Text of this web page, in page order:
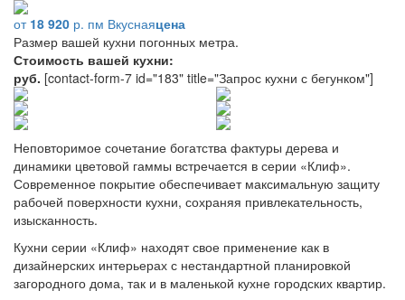
от 18 920 р. пм Вкуснаяцена
Размер вашей кухни погонных метра.
Стоимость вашей кухни:
руб. [contact-form-7 id="183" title="Запрос кухни с бегунком"]
Неповторимое сочетание богатства фактуры дерева и
динамики цветовой гаммы встречается в серии «Клиф».
Современное покрытие обеспечивает максимальную защиту
рабочей поверхности кухни, сохраняя привлекательность,
изысканность.
Кухни серии «Клиф» находят свое применение как в
дизайнерских интерьерах с нестандартной планировкой
загородного дома, так и в маленькой кухне городских квартир.